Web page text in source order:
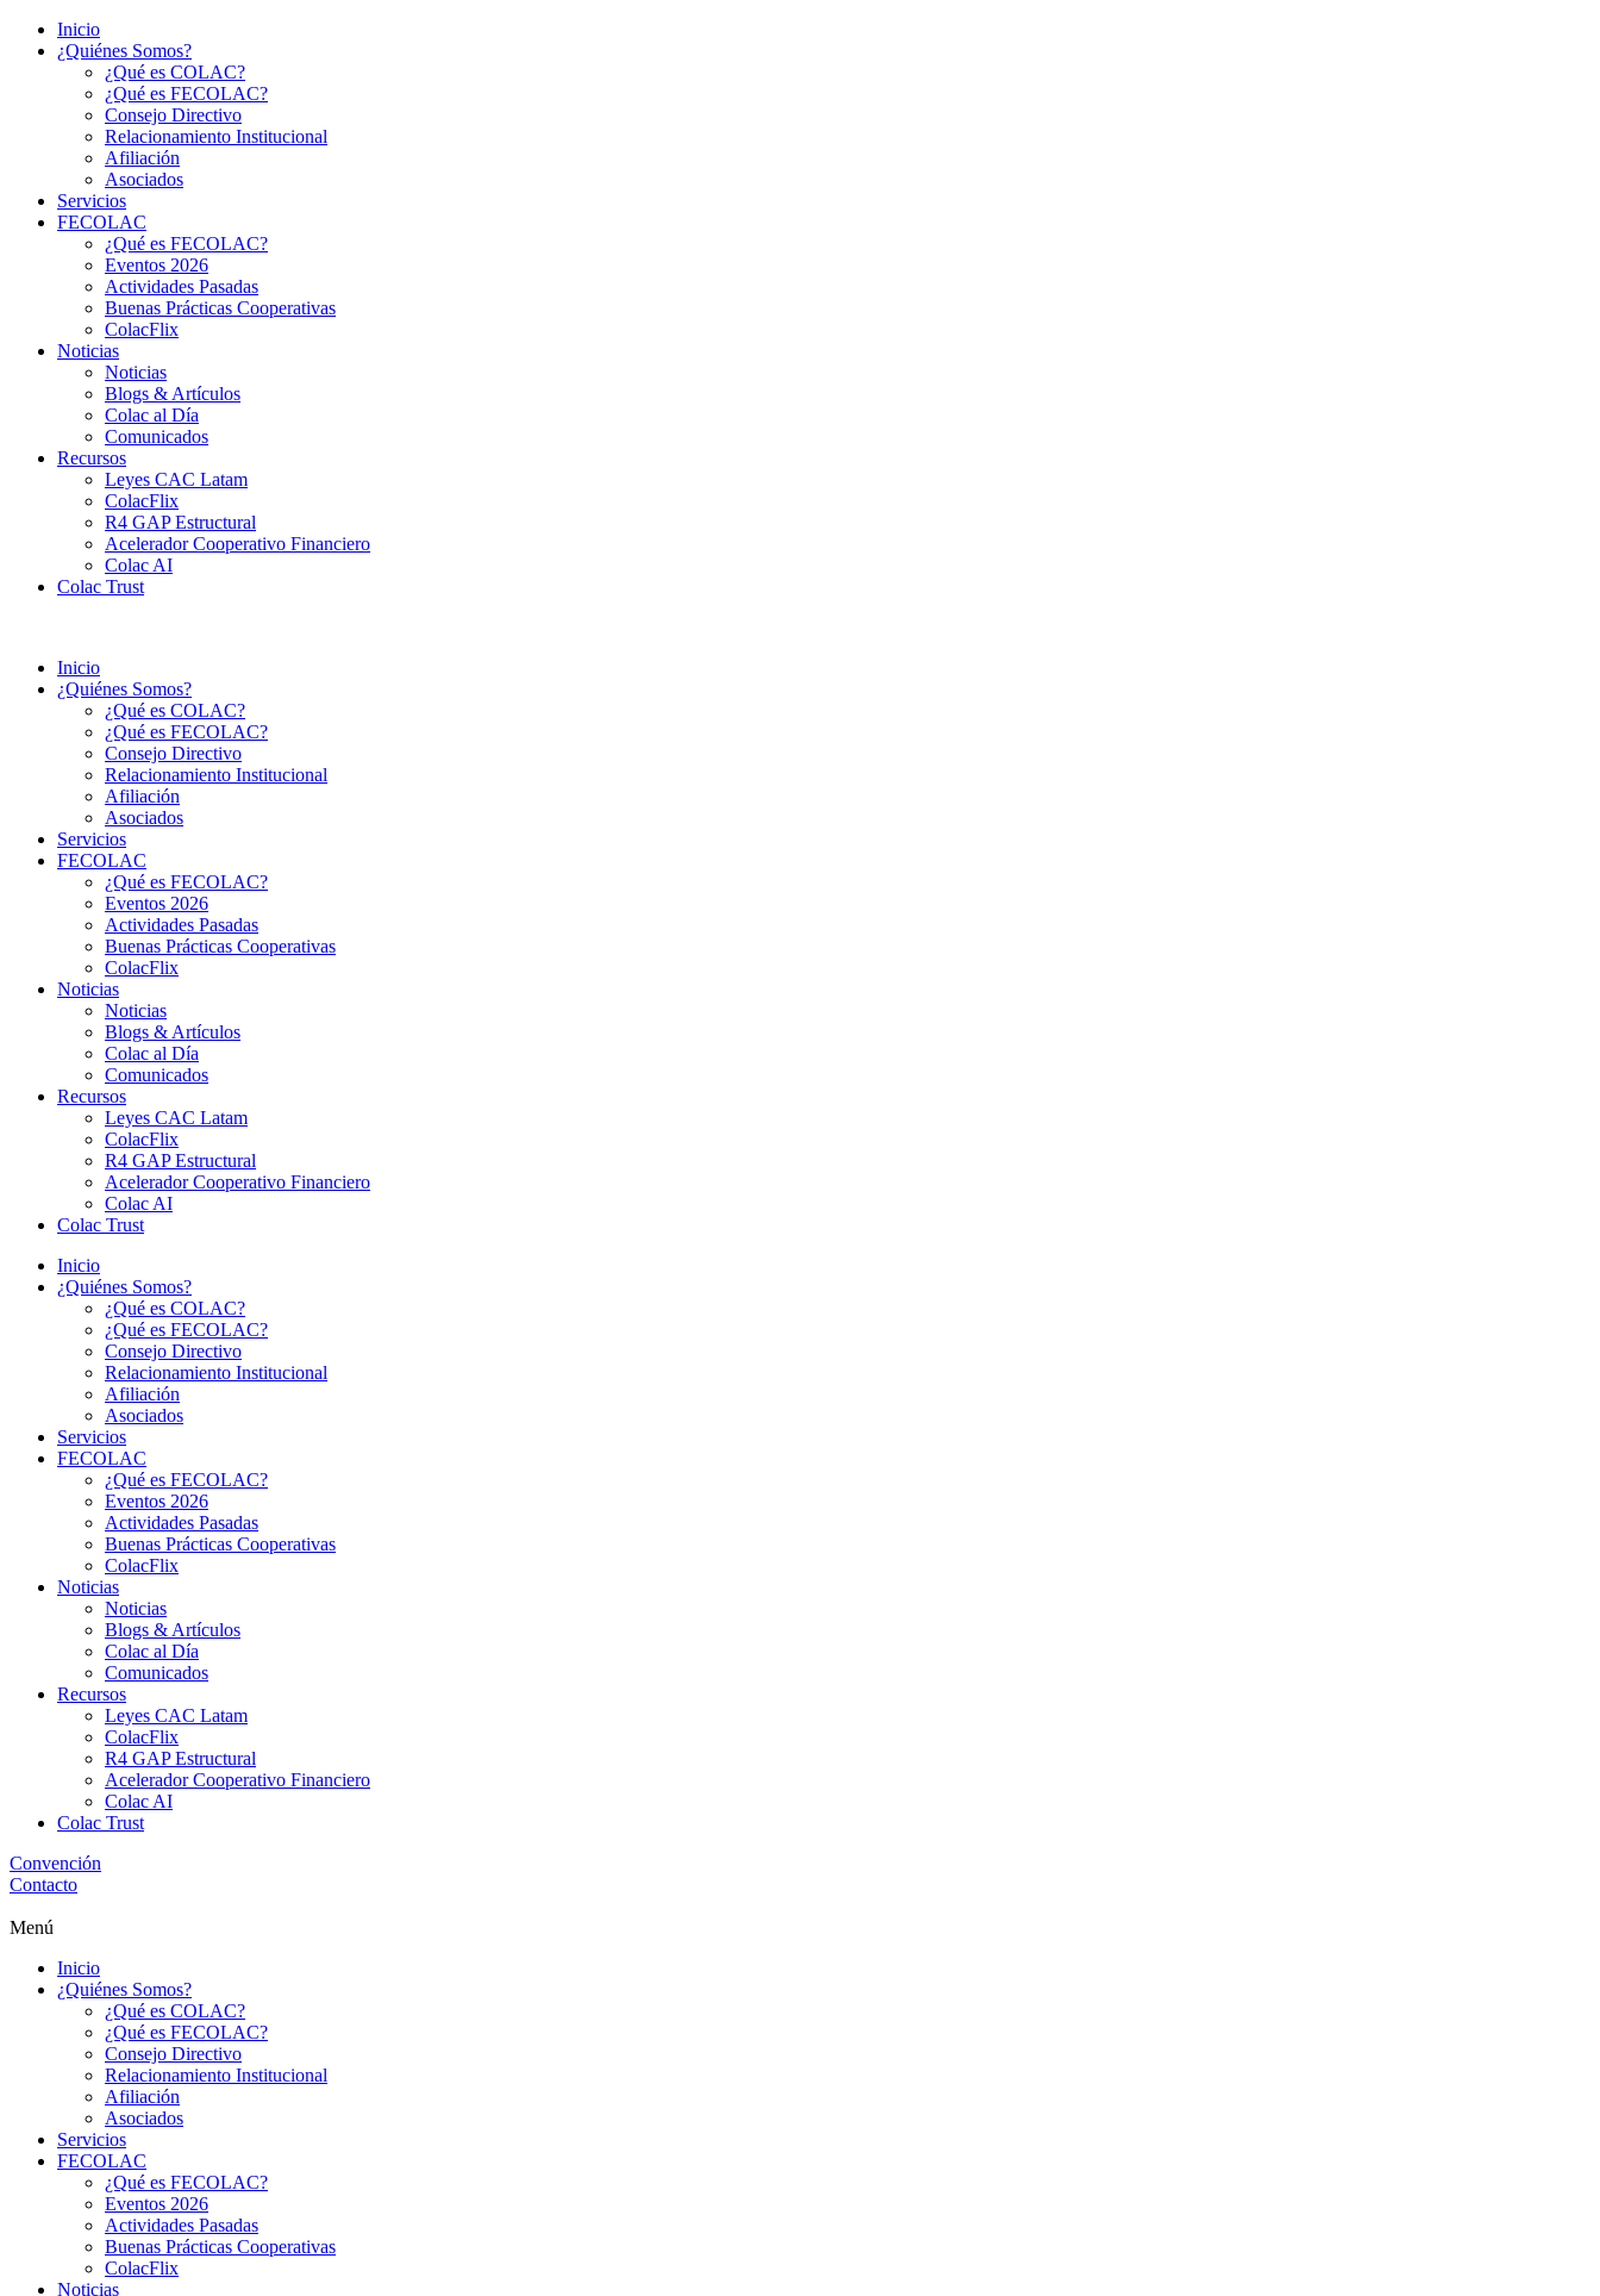
Inicio
¿Quiénes Somos?
¿Qué es COLAC?
¿Qué es FECOLAC?
Consejo Directivo
Relacionamiento Institucional
Afiliación
Asociados
Servicios
FECOLAC
¿Qué es FECOLAC?
Eventos 2026
Actividades Pasadas
Buenas Prácticas Cooperativas
ColacFlix
Noticias
Noticias
Blogs & Artículos
Colac al Día
Comunicados
Recursos
Leyes CAC Latam
ColacFlix
R4 GAP Estructural
Acelerador Cooperativo Financiero
Colac AI
Colac Trust
Inicio
¿Quiénes Somos?
¿Qué es COLAC?
¿Qué es FECOLAC?
Consejo Directivo
Relacionamiento Institucional
Afiliación
Asociados
Servicios
FECOLAC
¿Qué es FECOLAC?
Eventos 2026
Actividades Pasadas
Buenas Prácticas Cooperativas
ColacFlix
Noticias
Noticias
Blogs & Artículos
Colac al Día
Comunicados
Recursos
Leyes CAC Latam
ColacFlix
R4 GAP Estructural
Acelerador Cooperativo Financiero
Colac AI
Colac Trust
Inicio
¿Quiénes Somos?
¿Qué es COLAC?
¿Qué es FECOLAC?
Consejo Directivo
Relacionamiento Institucional
Afiliación
Asociados
Servicios
FECOLAC
¿Qué es FECOLAC?
Eventos 2026
Actividades Pasadas
Buenas Prácticas Cooperativas
ColacFlix
Noticias
Noticias
Blogs & Artículos
Colac al Día
Comunicados
Recursos
Leyes CAC Latam
ColacFlix
R4 GAP Estructural
Acelerador Cooperativo Financiero
Colac AI
Colac Trust
Convención
Contacto
Menú
Inicio
¿Quiénes Somos?
¿Qué es COLAC?
¿Qué es FECOLAC?
Consejo Directivo
Relacionamiento Institucional
Afiliación
Asociados
Servicios
FECOLAC
¿Qué es FECOLAC?
Eventos 2026
Actividades Pasadas
Buenas Prácticas Cooperativas
ColacFlix
Noticias